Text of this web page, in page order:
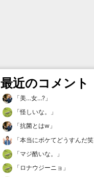
最近のコメント
「美…女…? 」
「怪しいな。
」
「抗菌とはw 」
「本当にボケてどうすんだ笑
「マジ酷いな。
」
「 ロナウジーニョ 」